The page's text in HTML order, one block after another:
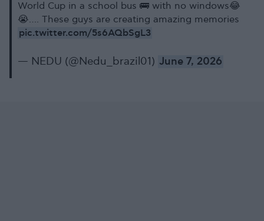
World Cup in a school bus 🚌 with no windows😂
😭…. These guys are creating amazing memories
pic.twitter.com/5s6AQbSgL3
— NEDU (@Nedu_brazil01) June 7, 2026